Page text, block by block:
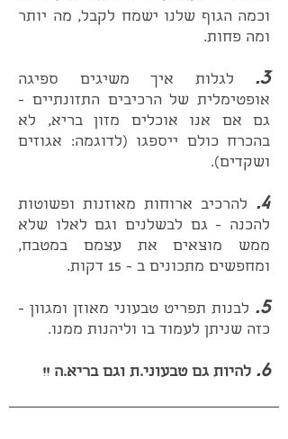
וכמה הגוף שלנו ישמח לקבל, מה יותר
ומה פחות.
3.
לגלות איך משיגים ספיגה
אופטימלית של הרכיבים התזונתיים -
גם אם אנו אוכלים מזון בריא, לא
בהכרח כולם ייספגו (לדוגמה: אגוזים
ושקדים).
4.
להרכיב ארוחות מאוזנות ופשוטות
להכנה - גם לבשלנים וגם לאלו שלא
ממש מוצאים את עצמם במטבח,
ומחפשים מתכונים ב - 15 דקות.
5. לבנות תפריט טבעוני מאוזן ומגוון -
כזה שניתן לעמוד בו וליהנות ממנו.
6. להיות גם טבעוני.ת וגם בריא.ה !!